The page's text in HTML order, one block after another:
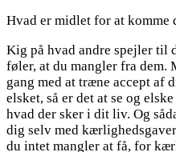
Hvad er midlet for at komme
Kig på hvad andre spejler til
føler, at du mangler fra dem.
gang med at træne accept af
elsket, så er det at se og
hvad der sker i dit liv. Og
dig selv med
du intet mangler at få, for